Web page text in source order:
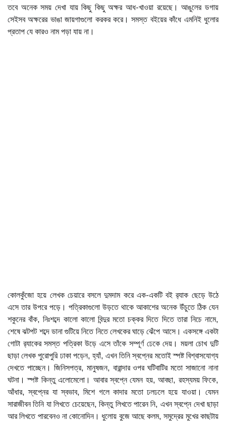
তবে অনেক সময় দেখা যায় কিছু কিছু অক্ষর আধ-খাওয়া রয়েছে। আঙুলের ডগায়
সেইসব অক্ষরের ভাঙা জায়গাগুলো করকর করে। সমস্ত বইয়ের কাঁধে এমনিই ধুলোর
প্রতাপ যে কারও নাম পড়া যায় না।
কোলকুঁজো হয়ে লেখক চেয়ারে বসলে দুমদাম করে এক-একটি বই র‍্যাক ছেড়ে উঠে
এসে তার উপরে পড়ে। পত্রিকাগুলো উড়তে থাকে আকাশের অনেক উঁচুতে ঠিক যেন
শকুনের বাঁক, নিঃশব্দে কালো কালো বিন্দুর মতো চক্কর দিতে দিতে তারা নিচে নামে,
শেষে ঝটপট শব্দে ডানা গুটিয়ে নিতে নিতে লেখকের ঘাড়ে ঝেঁপে আসে। একসঙ্গে একটা
গোটা র‍্যাকের সমস্ত পত্রিকা উড়ে এসে তাঁকে সম্পূর্ণ ঢেকে দেয়। ময়লা চোখ দুটি
ছাড়া লেখক পুরোপুরি ঢাকা পড়েন, হ্যাঁ, এখন তিনি স্বপ্নের মতোই স্পষ্ট বিশ্বাসযোগ্য
দেখতে পাচ্ছেন। জিনিসপত্র, মানুষজন, বারান্দার ওপর ঘটিবাটির মতো সাজানো নানা
ঘটনা। স্পষ্ট কিন্তু এলোমেলো। আবার স্বপ্নে যেমন হয়, আবছা, রহস্যময় ফিকে,
আঁধার, স্বপ্নের যা স্বভাব, মিশে গলে কাদার মতো ঢলঢলে হয়ে যাওয়া। যেমন
সারাজীবন তিনি যা লিখতে চেয়েছেন, কিন্তু লিখতে পারেন নি, এখন স্বপ্নে দেখা ছাড়া
আর লিখতে পারবেনও না কোনোদিন। ধুলোয় বুজে আছে কলম, সমুদ্রের মুখের কাছটায়